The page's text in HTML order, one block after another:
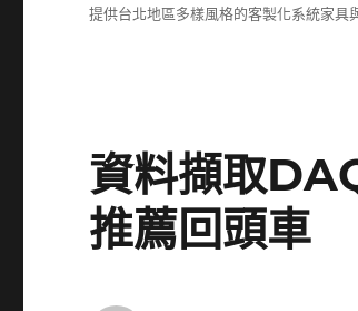
提供台北地區多樣風格的客製化系統家具
資料擷取
推薦回頭車